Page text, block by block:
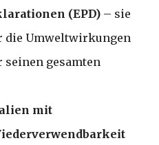
(EPD) – sie
die Umweltwirkungen
seinen gesamten
mit